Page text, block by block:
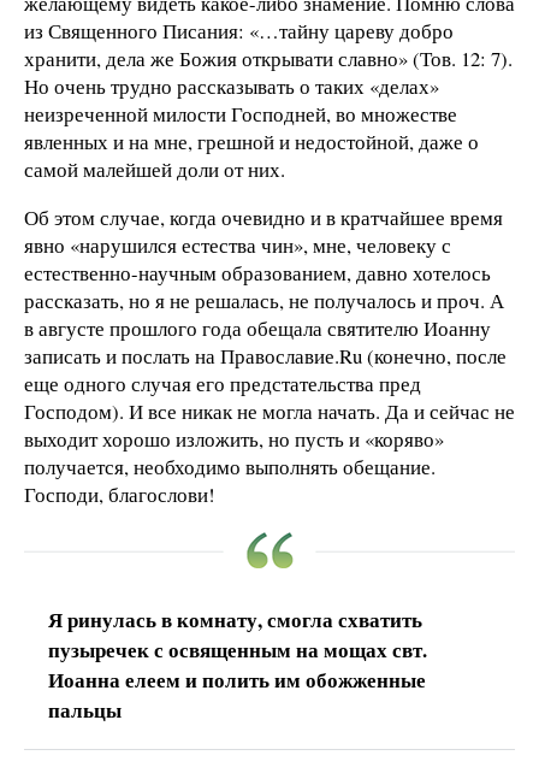
из Священного Писания: «…тайну цареву добро
хранити, дела же Божия открывати славно» (Тов. 12: 7).
Но очень трудно рассказывать о таких «делах»
неизреченной милости Господней, во множестве
явленных и на мне, грешной и недостойной, даже о
самой малейшей доли от них.
Об этом случае, когда очевидно и в кратчайшее время
явно «нарушился естества чин», мне, человеку с
естественно-научным образованием, давно хотелось
рассказать, но я не решалась, не получалось и проч. А
в августе прошлого года обещала святителю Иоанну
записать и послать на Православие.Ru (конечно, после
еще одного случая его предстательства пред
Господом). И все никак не могла начать. Да и сейчас не
выходит хорошо изложить, но пусть и «коряво»
получается, необходимо выполнять обещание.
Господи, благослови!
Я ринулась в комнату, смогла схватить
пузыречек с освященным на мощах свт.
Иоанна елеем и полить им обожженные
пальцы